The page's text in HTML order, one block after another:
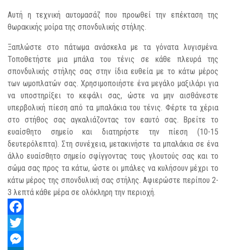
Αυτή η τεχνική αυτομασάζ που προωθεί την επέκταση της
θωρακικής μοίρα της σπονδυλικής στήλης.
Ξαπλώστε στο πάτωμα ανάσκελα με τα γόνατα λυγισμένα.
Τοποθετήστε μια μπάλα του τένις σε κάθε πλευρά της
σπονδυλικής στήλης σας στην ίδια ευθεία με το κάτω μέρος
των ωμοπλατών σας. Χρησιμοποιήστε ένα μεγάλο μαξιλάρι για
να υποστηρίξει το κεφάλι σας, ώστε να μην αισθάνεστε
υπερβολική πίεση από τα μπαλάκια του τένις. Φέρτε τα χέρια
στο στήθος σας αγκαλιάζοντας τον εαυτό σας. Βρείτε το
ευαίσθητο σημείο και διατηρήστε την πίεση (10-15
δευτερόλεπτα). Στη συνέχεια, μετακινήστε τα μπαλάκια σε ένα
άλλο ευαίσθητο σημείο σφίγγοντας τους γλουτούς σας και το
σώμα σας προς τα κάτω, ώστε οι μπάλες να κυλήσουν μέχρι το
κάτω μέρος της σπονδυλική σας στήλης. Αφιερώστε περίπου 2-
3 λεπτά κάθε μέρα σε ολόκληρη την περιοχή.
Facebook
Twitter